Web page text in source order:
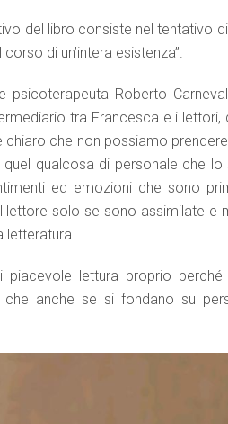
del libro consiste nel tentativo
di un’intera esistenza”.
Roberto
tra Francesca e i
chiaro che non possiamo
qualcosa di personale che
ed emozioni che sono
solo se sono assimilate e
lettura proprio
che anche se si fondano su